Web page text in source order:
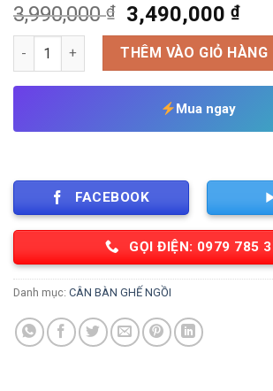
3,990,000₫
Giá
gốc
là:
3,990,000 ₫.
3,490,000₫Giá
tại
là:
CÂN GHẾ NGỒI 300KG B19S-Amcell Mỹ /
THÊM VÀO GIỎ HÀNG
Mua ngay
FACEBOOK
GỌI ĐIỆN: 0979 785
Danh mục: CÂN BÀN GHẾ NGỒI